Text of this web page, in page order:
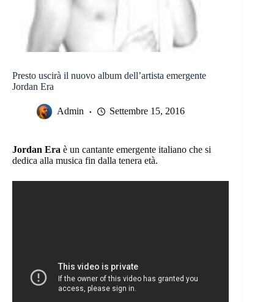
Presto uscirà il nuovo album dell’artista emergente
Jordan Era
Admin Settembre 15, 2016
Jordan Era è un cantante emergente italiano che si
dedica alla musica fin dalla tenera età.